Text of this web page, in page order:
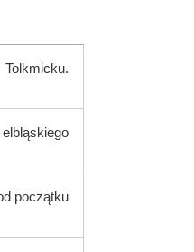
początku